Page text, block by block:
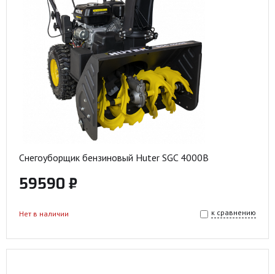
Снегоуборщик бензиновый Huter SGC 4000B
59590 ₽
к сравнению
Нет в наличии